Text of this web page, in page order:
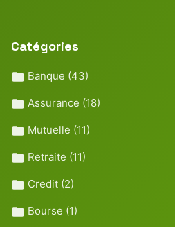
Catégories
Banque (43)
Assurance (18)
Mutuelle (11)
Retraite (11)
Credit (2)
Bourse (1)